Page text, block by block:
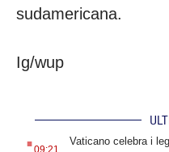
sudamericana.
Ig/wup
.09:21
Vaticano celebra i